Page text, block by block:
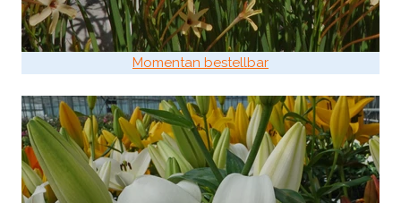
Momentan bestellbar